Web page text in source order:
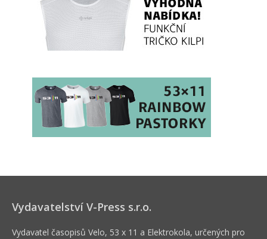
Vydavatelství V-Press s.r.o.
Vydavatel časopisů Velo, 53 x 11 a Elektrokola, určených pro